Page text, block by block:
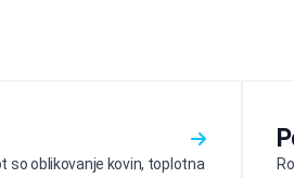
so oblikovanje kovin, toplotna